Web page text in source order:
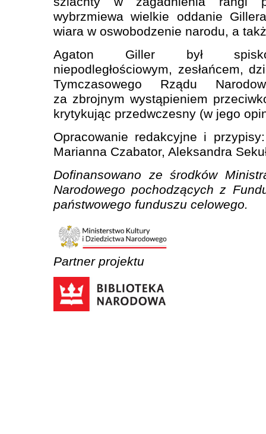
wybrzmiewa wielkie oddanie
wiara w oswobodzenie narodu, a
Agaton Giller był
niepodległościowym, zesłańcem,
Tymczasowego Rządu
za zbrojnym wystąpieniem
krytykując przedwczesny (w jego
Opracowanie redakcyjne i
Marianna Czabator, Aleksandra
Dofinansowano ze środków
Narodowego pochodzących z
państwowego funduszu celowego.
Partner projektu